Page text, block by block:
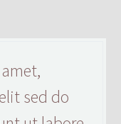
sed do